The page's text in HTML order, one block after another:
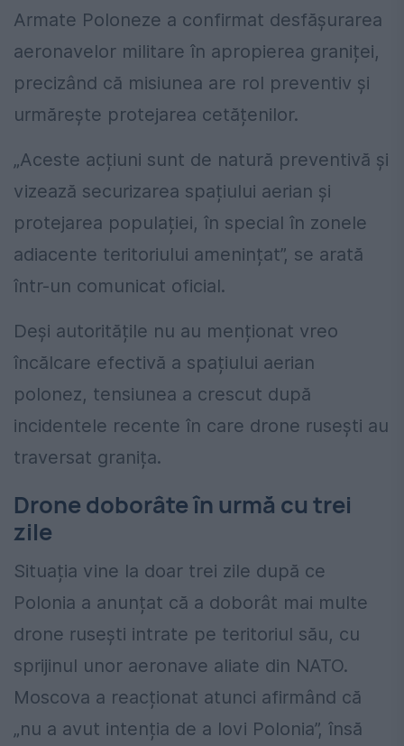
Armate Poloneze a confirmat desfășurarea
aeronavelor militare în apropierea graniței,
precizând că misiunea are rol preventiv și
urmărește protejarea cetățenilor.
„Aceste acțiuni sunt de natură preventivă și
vizează securizarea spațiului aerian și
protejarea populației, în special în zonele
adiacente teritoriului amenințat”, se arată
într-un comunicat oficial.
Deși autoritățile nu au menționat vreo
încălcare efectivă a spațiului aerian
polonez, tensiunea a crescut după
incidentele recente în care drone rusești au
traversat granița.
Drone doborâte în urmă cu trei
zile
Situația vine la doar trei zile după ce
Polonia a anunțat că a doborât mai multe
drone rusești intrate pe teritoriul său, cu
sprijinul unor aeronave aliate din NATO.
Moscova a reacționat atunci afirmând că
„nu a avut intenția de a lovi Polonia”, însă